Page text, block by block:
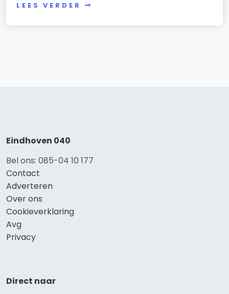
LEES VERDER
Eindhoven 040
Bel ons: 085-04 10 177
Contact
Adverteren
Over ons
Cookieverklaring
Avg
Privacy
Direct naar